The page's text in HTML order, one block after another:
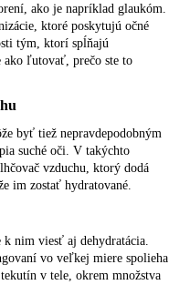
ako je napríklad glaukóm.
ktoré poskytujú očné
tým, ktorí spĺňajú
ako ľutovať, prečo ste to
byť tiež nepravdepodobným
suché oči. V takýchto
vzduchu, ktorý dodá
im zostať hydratované.
nim viesť aj dehydratácia.
vo veľkej miere spolieha
v tele, okrem množstva